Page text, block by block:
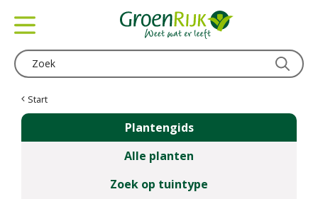
Start
Plantengids
Alle planten
Zoek op tuintype